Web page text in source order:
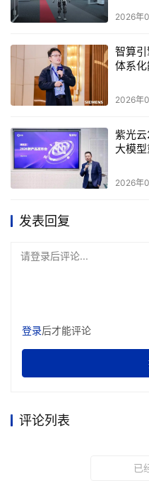
2026年
智算
体系
2026年
紫光
大模
2026年
发表回复
请登录后评论...
登录后才能评论
评论列表
已